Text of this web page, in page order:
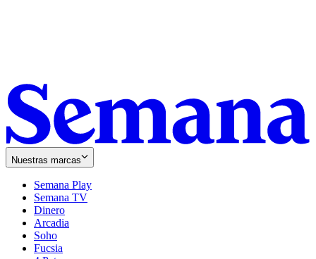
Nuestras marcas
Semana Play
Semana TV
Dinero
Arcadia
Soho
in
Fucsia